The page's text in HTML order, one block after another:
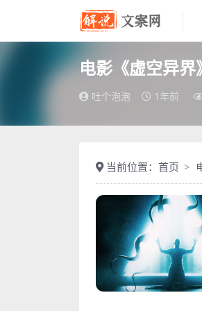
电影《虚空异界
吐个泡泡 1年前
当前位置： 首页